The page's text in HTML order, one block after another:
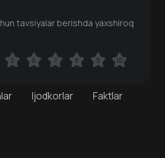
Ijodkorlar Faktlar
tavsiyalar berishda yaxshiroq
5 6 7 8 9 10
5 6 7 8 9 10